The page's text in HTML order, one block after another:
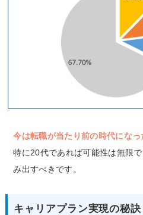
今は転職が当たり前の時代になっ
特に20代であれば可能性は無限
み出すべきです。
キャリアプラン実現の秘訣